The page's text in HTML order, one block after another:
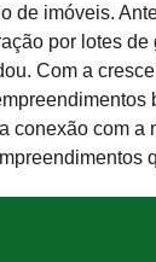
de imóveis.
por lotes de
Com a
conexão com a